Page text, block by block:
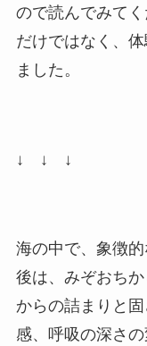
ので読んでみて
だけではなく、
ました。
↓ ↓ ↓
海の中で、象徴
後は、みぞおち
からの詰まりと
感、呼吸の深さ